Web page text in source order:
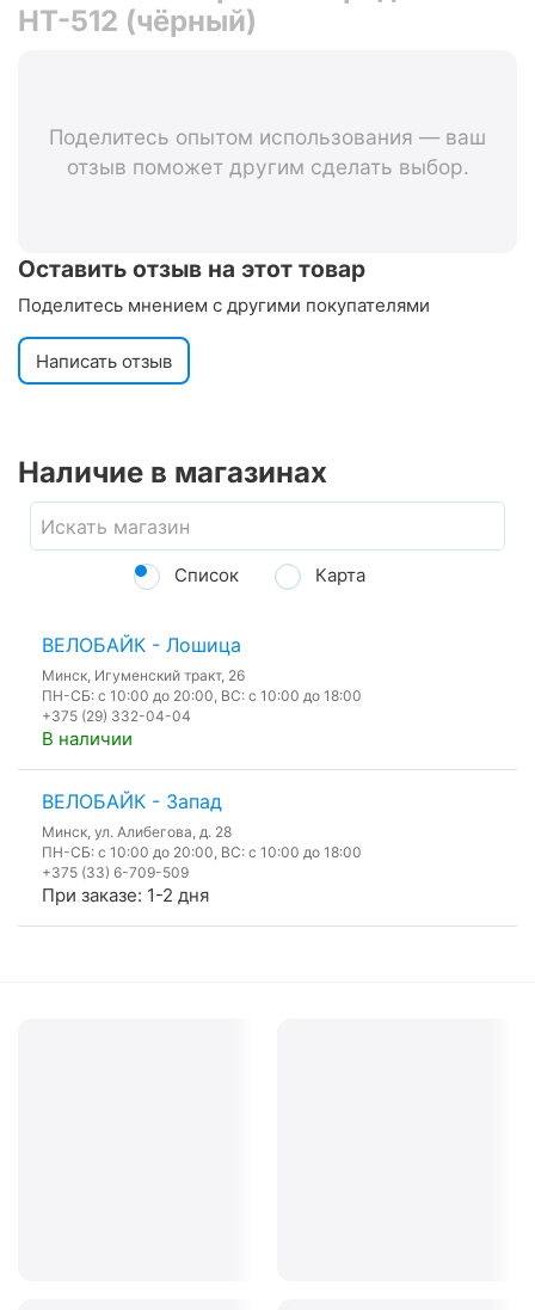
HT-512 (чёрный)
Поделитесь опытом использования — ваш
отзыв поможет другим сделать выбор.
Оставить отзыв на этот товар
Поделитесь мнением с другими покупателями
Написать отзыв
Наличие в магазинах
Список Карта
ВЕЛОБАЙК - Лошица
Минск, Игуменский тракт, 26
ПН-СБ: с 10:00 до 20:00, ВС: с 10:00 до 18:00
+375 (29) 332-04-04
В наличии
ВЕЛОБАЙК - Запад
Минск, ул. Алибегова, д. 28
ПН-СБ: с 10:00 до 20:00, ВС: с 10:00 до 18:00
+375 (33) 6-709-509
При заказе: 1-2 дня